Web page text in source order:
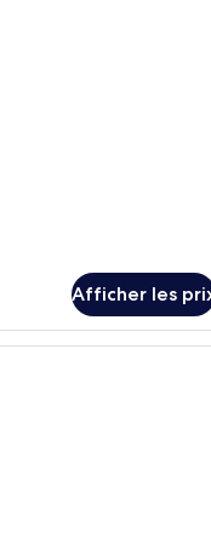
Afficher les
Une pièce avec un plafond